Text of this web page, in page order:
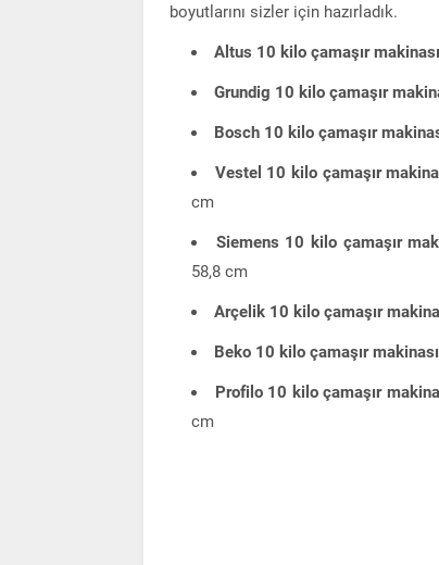
boyutlarını sizler için hazırladık.
Altus 10 kilo çamaşır
Grundig 10 kilo çamaşır
Bosch 10 kilo çamaşır
Vestel 10 kilo çamaşır
cm
Siemens 10 kilo çamaşır
58,8 cm
Arçelik 10 kilo çamaşır
Beko 10 kilo çamaşır
Profilo 10 kilo çamaşır
cm